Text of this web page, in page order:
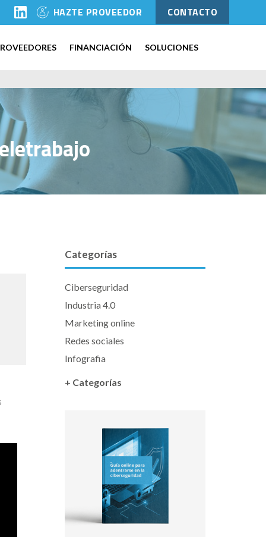
HAZTE PROVEEDOR CONTACTO
FINANCIACIÓN SOLUCIONES
Categorías
Ciberseguridad
Industria 4.0
Marketing online
Redes sociales
Infografia
+ Categorías